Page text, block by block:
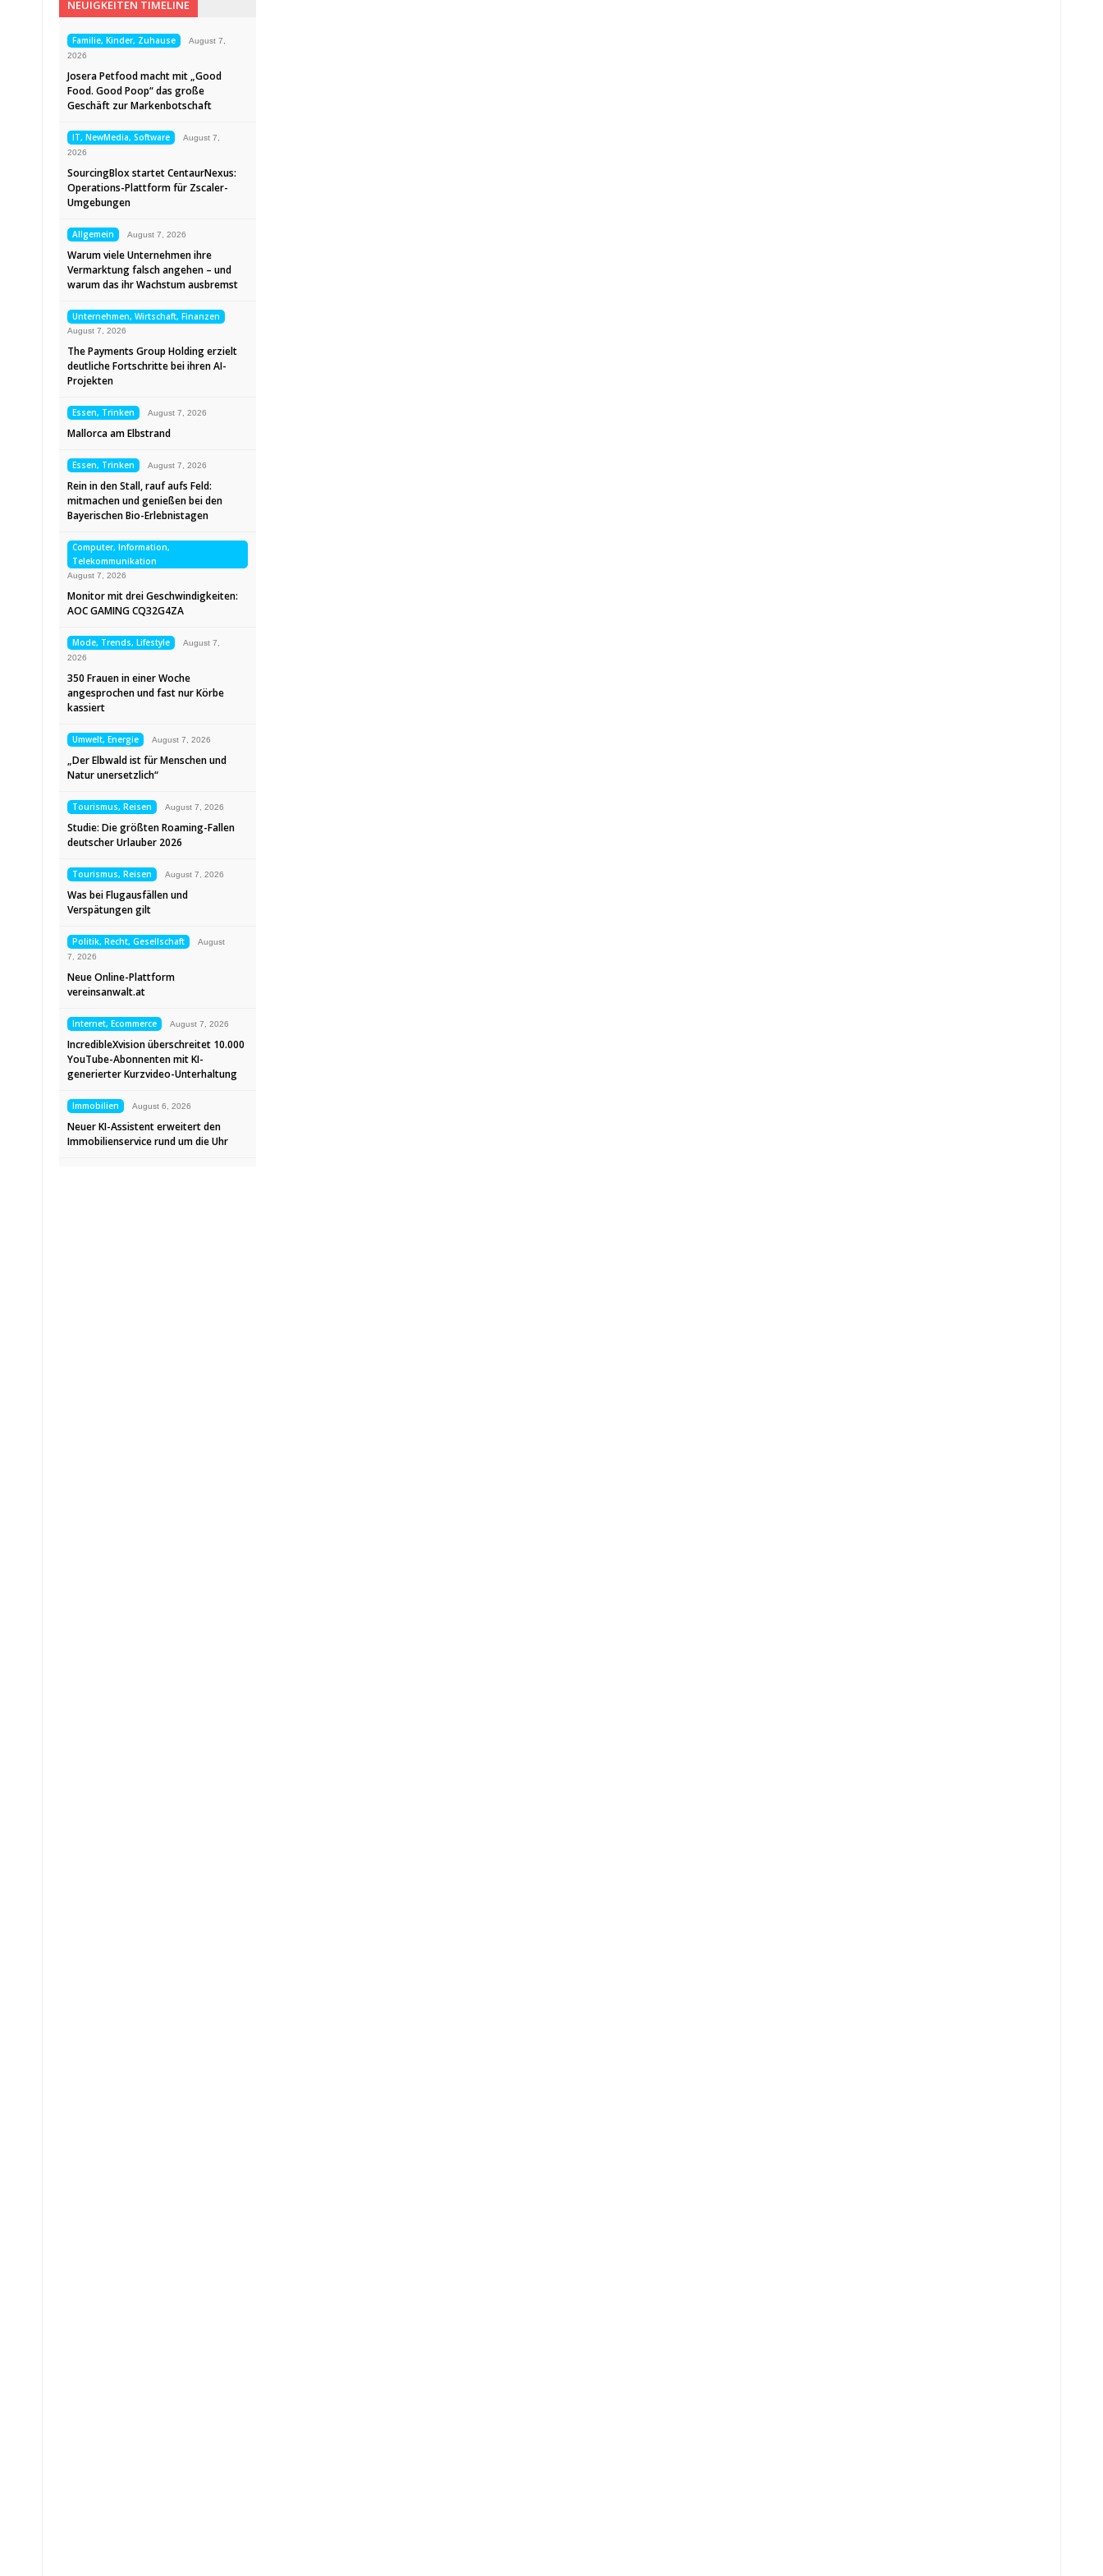
NEUIGKEITEN TIMELINE
Familie, Kinder, Zuhause
August 7,
2026
Josera Petfood macht mit „Good
Food. Good Poop“ das große
Geschäft zur Markenbotschaft
IT, NewMedia, Software
August 7,
2026
SourcingBlox startet CentaurNexus:
Operations-Plattform für Zscaler-
Umgebungen
Allgemein August 7, 2026
Warum viele Unternehmen ihre
Vermarktung falsch angehen – und
warum das ihr Wachstum ausbremst
Unternehmen, Wirtschaft, Finanzen
August 7, 2026
The Payments Group Holding erzielt
deutliche Fortschritte bei ihren AI-
Projekten
Essen, Trinken August 7, 2026
Mallorca am Elbstrand
Essen, Trinken August 7, 2026
Rein in den Stall, rauf aufs Feld:
mitmachen und genießen bei den
Bayerischen Bio-Erlebnistagen
Computer, Information,
Telekommunikation
August 7, 2026
Monitor mit drei Geschwindigkeiten:
AOC GAMING CQ32G4ZA
Mode, Trends, Lifestyle
August 7,
2026
350 Frauen in einer Woche
angesprochen und fast nur Körbe
kassiert
Umwelt, Energie August 7, 2026
„Der Elbwald ist für Menschen und
Natur unersetzlich“
Tourismus, Reisen August 7, 2026
Studie: Die größten Roaming-Fallen
deutscher Urlauber 2026
Tourismus, Reisen August 7, 2026
Was bei Flugausfällen und
Verspätungen gilt
Politik, Recht, Gesellschaft
August
7, 2026
Neue Online-Plattform
vereinsanwalt.at
Internet, Ecommerce August 7, 2026
IncredibleXvision überschreitet 10.000
YouTube-Abonnenten mit KI-
generierter Kurzvideo-Unterhaltung
Immobilien August 6, 2026
Neuer KI-Assistent erweitert den
Immobilienservice rund um die Uhr